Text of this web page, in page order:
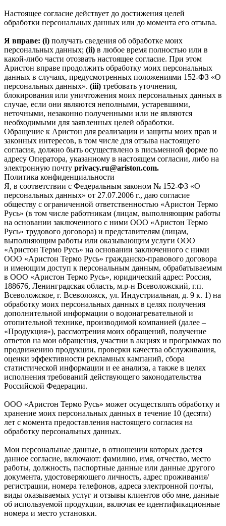
Настоящее согласие действует до достижения целей
обработки персональных данных или до момента его отзыва.
Я вправе: (i) получать сведения об обработке моих
персональных данных; (ii) в любое время полностью или в
какой-либо части отозвать настоящее согласие. При этом
Аристон вправе продолжить обработку моих персональных
данных в случаях, предусмотренных положениями 152-ФЗ «О
персональных данных». (iii) требовать уточнения,
блокирования или уничтожения моих персональных данных в
случае, если они являются неполными, устаревшими,
неточными, незаконно полученными или не являются
необходимыми для заявленных целей обработки.
Обращение к Аристон для реализации и защиты моих прав и
законных интересов, в том числе для отзыва настоящего
согласия, должно быть осуществлено в письменной форме по
адресу Оператора, указанному в настоящем согласии, либо на
электронную почту privacy.ru@ariston.com.
Политика конфиденциальности
Я, в соответствии с Федеральным законом № 152-ФЗ «О
персональных данных» от 27.07.2006 г., даю согласие
обществу с ограниченной ответственностью «Аристон Термо
Русь» (в том числе работникам (лицам, выполняющим работы
на основании заключенного с ними ООО «Аристон Термо
Русь» трудового договора) и представителям (лицам,
выполняющим работы или оказывающим услуги ООО
«Аристон Термо Русь» на основании заключенного с ними
ООО «Аристон Термо Русь» гражданско-правового договора
и имеющим доступ к персональным данным, обрабатываемым
в ООО «Аристон Термо Русь», юридический адрес: Россия,
188676, Ленинградская область, м.р-н Всеволожский, г.п.
Всеволожское, г. Всеволожск, ул. Индустриальная, д. 9 к. 1) на
обработку моих персональных данных в целях получения
дополнительной информации о водонагревательной и
отопительной технике, производимой компанией (далее –
«Продукция»), рассмотрения моих обращений, получение
ответов на мои обращения, участии в акциях и программах по
продвижению продукции, проверки качества обслуживания,
оценки эффективности рекламных кампаний, сбора
статистической информации и ее анализа, а также в целях
исполнения требований действующего законодательства
Российской Федерации.
ООО «Аристон Термо Русь» может осуществлять обработку и
хранение моих персональных данных в течение 10 (десяти)
лет с момента предоставления настоящего согласия на
обработку персональных данных.
Мои персональные данные, в отношении которых дается
данное согласие, включают: фамилию, имя, отчество, место
работы, должность, паспортные данные или данные другого
документа, удостоверяющего личность, адрес проживания/
регистрации, номера телефонов, адреса электронной почты,
виды оказываемых услуг и отзывы клиентов обо мне, данные
об используемой продукции, включая ее идентификационные
номера и место установки.